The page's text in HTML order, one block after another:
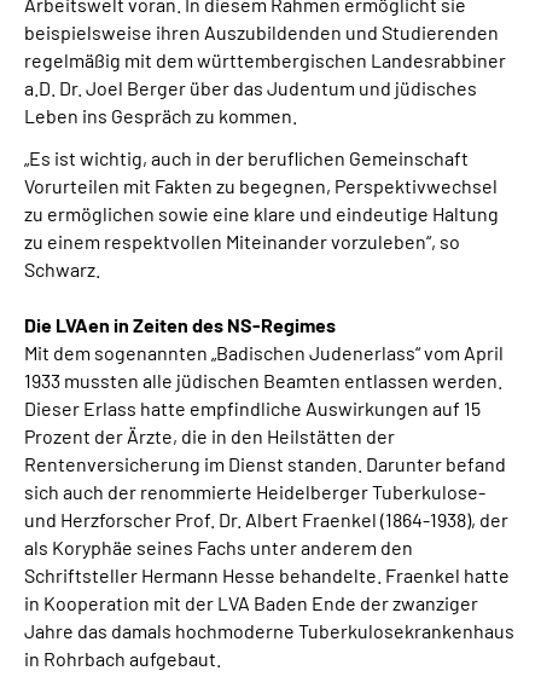
beispielsweise ihren Auszubildenden und Studierenden
regelmäßig mit dem württembergischen Landesrabbiner
a.D. Dr. Joel Berger über das Judentum und jüdisches
Leben ins Gespräch zu kommen.
„Es ist wichtig, auch in der beruflichen Gemeinschaft
Vorurteilen mit Fakten zu begegnen, Perspektivwechsel
zu ermöglichen sowie eine klare und eindeutige Haltung
zu einem respektvollen Miteinander vorzuleben“, so
Schwarz.
Die LVAen in Zeiten des NS-Regimes
Mit dem sogenannten „Badischen Judenerlass“ vom April
1933 mussten alle jüdischen Beamten entlassen werden.
Dieser Erlass hatte empfindliche Auswirkungen auf 15
Prozent der Ärzte, die in den Heilstätten der
Rentenversicherung im Dienst standen. Darunter befand
sich auch der renommierte Heidelberger Tuberkulose-
und Herzforscher Prof. Dr. Albert Fraenkel (1864-1938), der
als Koryphäe seines Fachs unter anderem den
Schriftsteller Hermann Hesse behandelte. Fraenkel hatte
in Kooperation mit der LVA Baden Ende der zwanziger
Jahre das damals hochmoderne Tuberkulosekrankenhaus
in Rohrbach aufgebaut.